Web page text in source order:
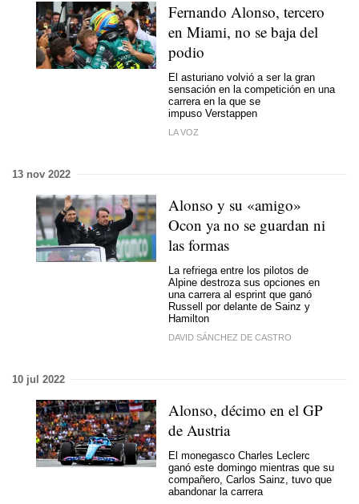
Fernando Alonso, tercero
en Miami, no se baja del
podio
El asturiano volvió a ser la gran
sensación en la competición en una
carrera en la que se
impuso Verstappen
LA VOZ
13 nov 2022
Alonso y su «amigo»
Ocon ya no se guardan ni
las formas
La refriega entre los pilotos de
Alpine destroza sus opciones en
una carrera al esprint que ganó
Russell por delante de Sainz y
Hamilton
DAVID SÁNCHEZ DE CASTRO
10 jul 2022
Alonso, décimo en el GP
de Austria
El monegasco Charles Leclerc
ganó este domingo mientras que su
compañero, Carlos Sainz, tuvo que
abandonar la carrera